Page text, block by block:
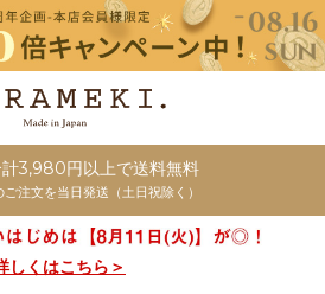
3,980円以上で送料無料
注文を当日発送（土日祝除く）
しくはこちら＞